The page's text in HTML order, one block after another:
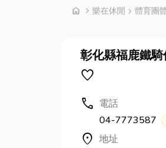
home chevron_right 首頁
樂在休閒 chevron_right 體育團
彰化縣福鹿鐵
favorite
call 電話
04-7773587
location_on 地址